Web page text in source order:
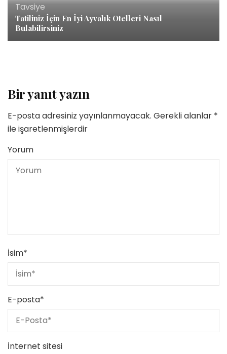
Tavsiye
Tatiliniz İçin En İyi Ayvalık Otelleri Nasıl
Bulabilirsiniz
Bir yanıt yazın
E-posta adresiniz yayınlanmayacak. Gerekli alanlar *
ile işaretlenmişlerdir
Yorum
İsim*
E-posta*
İnternet sitesi